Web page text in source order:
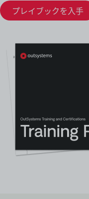
プレイブックを入手